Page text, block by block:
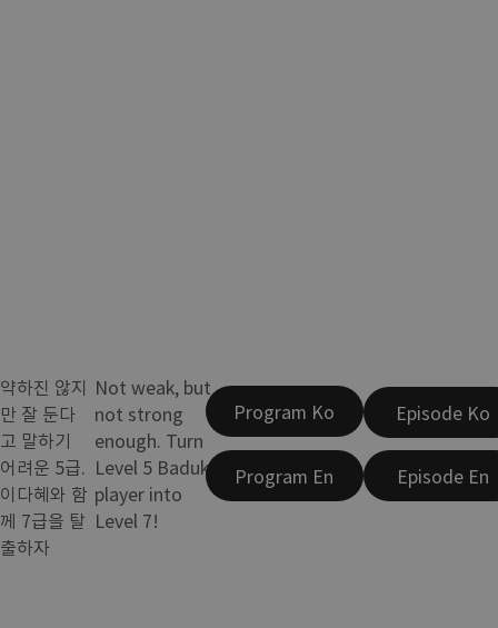
약하진 않지
만 잘 둔다
고 말하기
어려운 5급.
이다혜와 함
께 7급을 탈
출하자
Not weak, but
not strong
enough. Turn
Level 5 Baduk
player into
Level 7!
Program Ko
Program En
Episode Ko
Episode En